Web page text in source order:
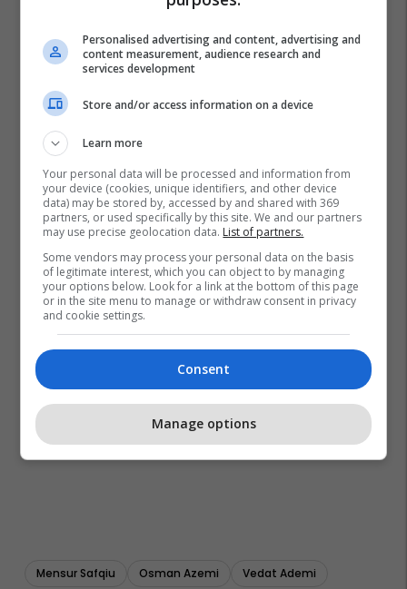
Mensur Safqiu Osman Azemi Vedat Ademi
Personalised advertising and content, advertising and
content measurement, audience research and
services development
Store and/or access information on a device
Learn more
Your personal data will be processed and information from
your device (cookies, unique identifiers, and other device
data) may be stored by, accessed by and shared with 369
partners, or used specifically by this site. We and our partners
may use precise geolocation data. List of partners.
Some vendors may process your personal data on the basis
of legitimate interest, which you can object to by managing
your options below. Look for a link at the bottom of this page
or in the site menu to manage or withdraw consent in privacy
and cookie settings.
Consent
Manage options